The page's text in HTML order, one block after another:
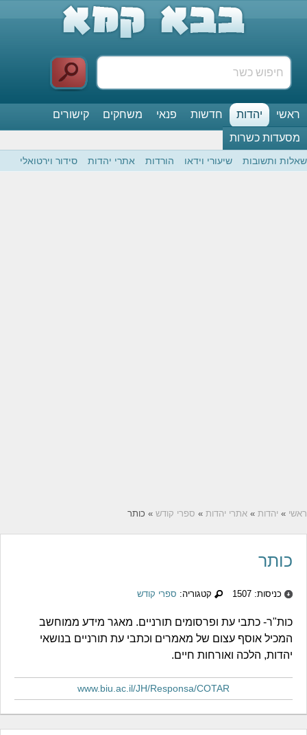
ראשי יהדות חדשות פנאי משחקים
קישורים
מסעדות כשרות
שאלות ותשובות שיעורי וידאו הורדות אתרי יהדות סידור וירטואלי
ראשי » יהדות » אתרי יהדות » ספרי קודש » כותר
כותר
כניסות: 1507 קטגוריה: ספרי קודש
כות"ר- כתבי עת ופרסומים תורניים. מאגר מידע ממוחשב
המכיל אוסף עצום של מאמרים וכתבי עת תורניים בנושאי
יהדות, הלכה ואורחות חיים.
www.biu.ac.il/JH/Responsa/COTAR